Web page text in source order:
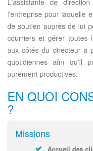
L'assistante de
l'entreprise pour laquelle
de soutien auprès de lui
courriers et gérer toutes
aux côtés du directeur a
quotidiennes afin qu'il
purement productives.
EN QUOI
?
Missions
Accueil des